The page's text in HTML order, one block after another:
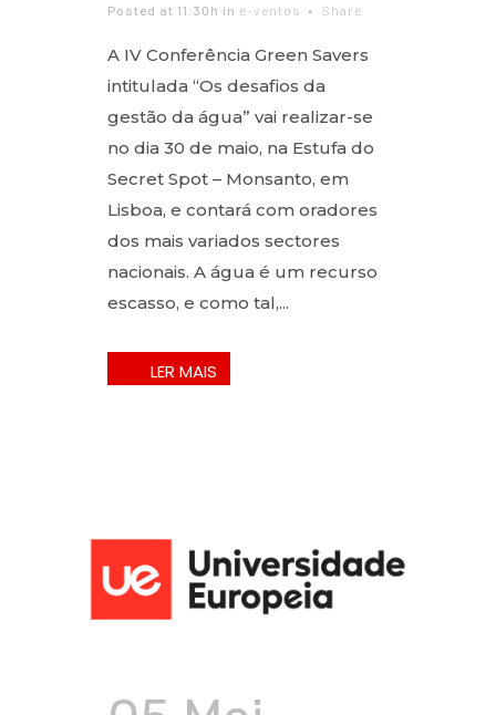
Posted at 11:30h in e-ventos Share
A IV Conferência Green Savers
intitulada “Os desafios da
gestão da água” vai realizar-se
no dia 30 de maio, na Estufa do
Secret Spot – Monsanto, em
Lisboa, e contará com oradores
dos mais variados sectores
nacionais. A água é um recurso
escasso, e como tal,...